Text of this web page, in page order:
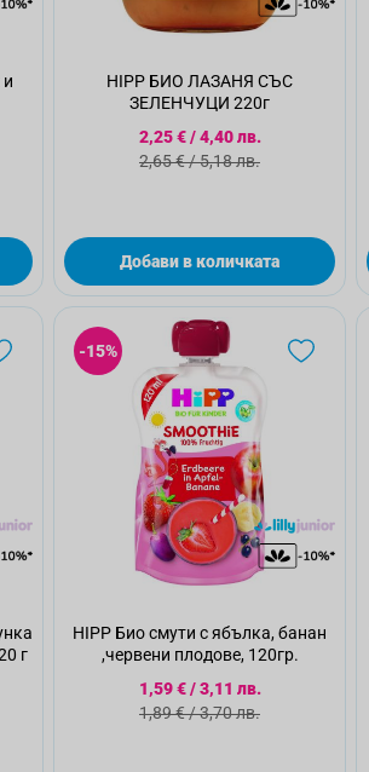
HIPP БИО ЛАЗАНЯ СЪС
ЗЕЛЕНЧУЦИ 220г
Специална цена
2,25 €/4,40 лв.
Стандартна цена
2,65 €/5,18 лв.
Добави в количката
г
-15%
HIPP Био смути с ябълка, банан
,червени плодове, 120гр.
Специална цена
1,59 €/3,11 лв.
Стандартна цена
1,89 €/3,70 лв.